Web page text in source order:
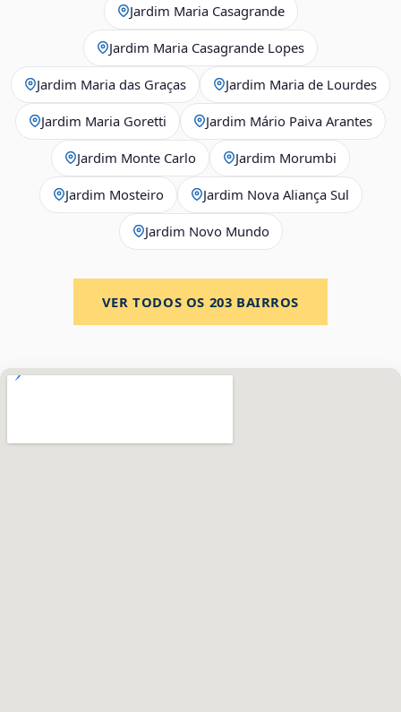
Jardim Maria Casagrande
Jardim Maria Casagrande Lopes
Jardim Maria das Graças Jardim Maria de Lourdes
Jardim Maria Goretti Jardim Mário Paiva Arantes
Jardim Monte Carlo Jardim Morumbi
Jardim Mosteiro Jardim Nova Aliança Sul
Jardim Novo Mundo
VER TODOS OS 203 BAIRROS